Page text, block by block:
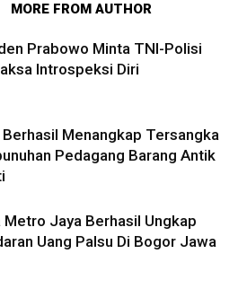
MORE FROM AUTHOR
Prabowo Minta TNI-Polisi
Introspeksi Diri
Menangkap Tersangka
Pedagang Barang Antik
Metro Jaya Berhasil Ungkap
Uang Palsu Di Bogor Jawa